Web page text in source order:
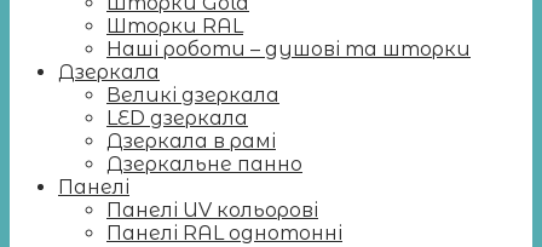
Шторки RAL
Наші роботи – душові та шторки
Дзеркала
Великі дзеркала
LED дзеркала
Дзеркала в рамі
Дзеркальне панно
Панелі
Панелі UV кольорові
Панелі RAL однотонні